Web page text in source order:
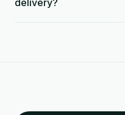
delivery?